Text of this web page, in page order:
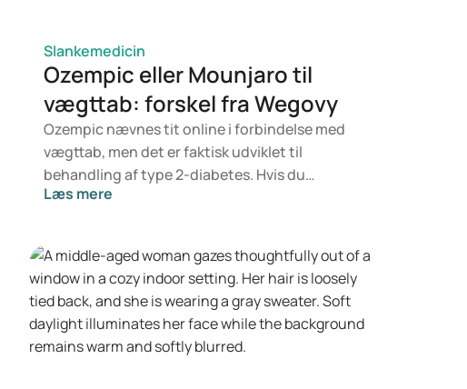
Slankemedicin
Ozempic eller Mounjaro til
vægttab: forskel fra Wegovy
Ozempic nævnes tit online i forbindelse med
vægttab, men det er faktisk udviklet til
behandling af type 2-diabetes. Hvis du
derimod leder efter noget specifikt til
behandling der er bedst for dig, afhænger af
en vurdering fra en læge, som ser på dit
helbred, BMI og eventuelt andet
medicinforbrug.
Læs mere